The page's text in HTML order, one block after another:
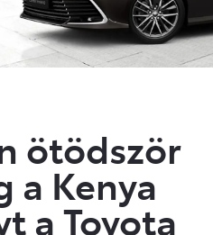
ötödször
a Kenya
a Toyota